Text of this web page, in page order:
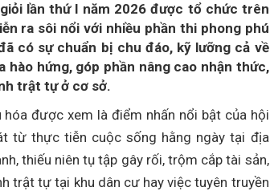
lần thứ I năm 2026 được tổ chức trên
ra sôi nổi với nhiều phần thi phong phú
có sự chuẩn bị chu đáo, kỹ lưỡng cả về
hứng, góp phần nâng cao nhận thức,
trật tự ở cơ sở.
được xem là điểm nhấn nổi bật của hội
từ thực tiễn cuộc sống hằng ngày tại địa
thiếu niên tụ tập gây rối, trộm cắp tài sản,
trật tự tại khu dân cư hay việc tuyên truyền